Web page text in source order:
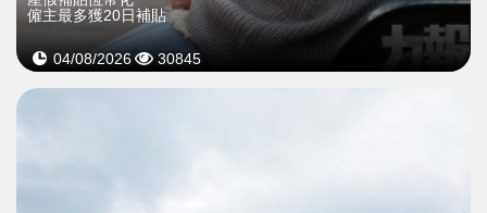
僱主最多獲20日補貼
04/08/2026 30845